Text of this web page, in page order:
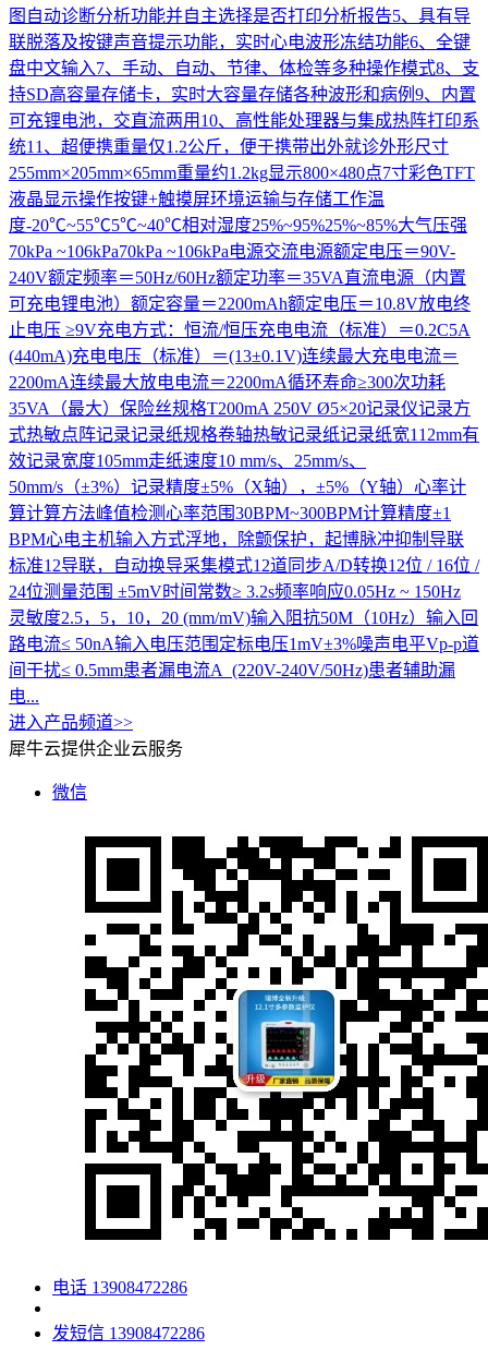
图自动诊断分析功能并自主选择是否打印分析报告5、具有导
联脱落及按键声音提示功能，实时心电波形冻结功能6、全键
盘中文输入7、手动、自动、节律、体检等多种操作模式8、支
持SD高容量存储卡，实时大容量存储各种波形和病例9、内置
可充锂电池，交直流两用10、高性能处理器与集成热阵打印系
统11、超便携重量仅1.2公斤，便于携带出外就诊外形尺寸
255mm×205mm×65mm重量约1.2kg显示800×480点7寸彩色TFT
液晶显示操作按键+触摸屏环境运输与存储工作温
度-20℃~55℃5℃~40℃相对湿度25%~95%25%~85%大气压强
70kPa ~106kPa70kPa ~106kPa电源交流电源额定电压＝90V-
240V额定频率＝50Hz/60Hz额定功率＝35VA直流电源（内置
可充电锂电池）额定容量＝2200mAh额定电压＝10.8V放电终
止电压 ≥9V充电方式：恒流/恒压充电电流（标准）＝0.2C5A
(440mA)充电电压（标准）＝(13±0.1V)连续最大充电电流＝
2200mA连续最大放电电流＝2200mA循环寿命≥300次功耗
35VA（最大）保险丝规格T200mA 250V Ø5×20记录仪记录方
式热敏点阵记录记录纸规格卷轴热敏记录纸记录纸宽112mm有
效记录宽度105mm走纸速度10 mm/s、25mm/s、
50mm/s（±3%）记录精度±5%（X轴），±5%（Y轴）心率计
算计算方法峰值检测心率范围30BPM~300BPM计算精度±1
BPM心电主机输入方式浮地，除颤保护，起博脉冲抑制导联
标准12导联，自动换导采集模式12道同步A/D转换12位 / 16位 /
24位测量范围 ±5mV时间常数≥ 3.2s频率响应0.05Hz ~ 150Hz
灵敏度2.5，5，10，20 (mm/mV)输入阻抗50M（10Hz）输入回
路电流≤ 50nA输入电压范围定标电压1mV±3%噪声电平Vp-p道
间干扰≤ 0.5mm患者漏电流A (220V-240V/50Hz)患者辅助漏
电...
进入产品频道>>
犀牛云提供企业云服务
微信
电话 13908472286
发短信 13908472286